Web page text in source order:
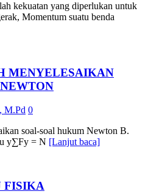
kekuatan yang diperlukan untuk
Momentum suatu benda
MENYELESAIKAN
M.Pd 0
soal-soal hukum Newton B.
y∑Fy = N [Lanjut baca]
FISIKA